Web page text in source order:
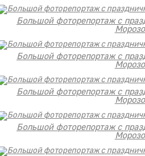
Большой фоторепортаж с
Большой фоторепортаж с
Большой фоторепортаж с
Большой фоторепортаж с